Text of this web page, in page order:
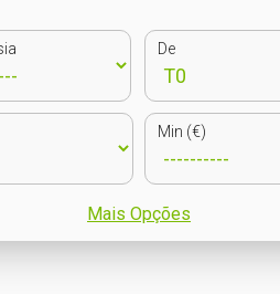
De
Min (€)
Mais Opções